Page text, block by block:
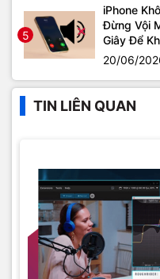
5
iPhone
Đừng Vội
Giây Để
20/06/
TIN LIÊN QUAN